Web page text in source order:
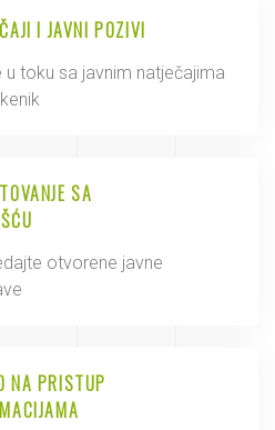
I JAVNI POZIVI
u toku sa javnim natječajima
SA
otvorene javne
NA PRISTUP